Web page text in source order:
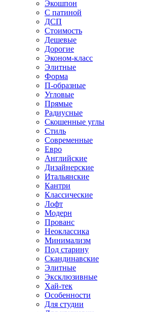
Экошпон
С патиной
ДСП
Стоимость
Дешевые
Дорогие
Эконом-класс
Элитные
Форма
П-образные
Угловые
Прямые
Радиусные
Скошенные углы
Стиль
Современные
Евро
Английские
Дизайнерские
Итальянские
Кантри
Классические
Лофт
Модерн
Прованс
Неоклассика
Минимализм
Под старину
Скандинавские
Элитные
Эксклюзивные
Хай-тек
Особенности
Для студии